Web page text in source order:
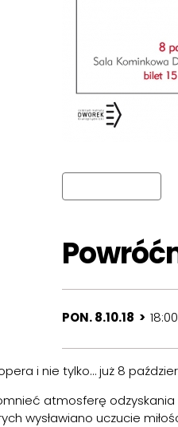
PON. 8.10.18 > 18:00
i nie tylko… już 8
atmosferę odzyskania
wysławiano uczucie